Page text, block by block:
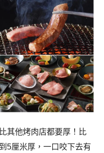
其他烤肉店都要厚！比
5厘米厚，一口咬下去有